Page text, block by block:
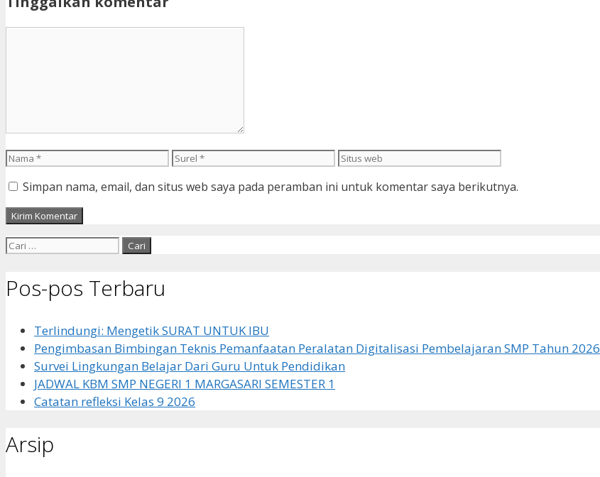
Nama Surel
Situs
Simpan nama, email, dan situs web saya pada peramban ini untuk komentar saya berikutnya.
Cari
Pos-pos Terbaru
Terlindungi: Mengetik SURAT UNTUK IBU
Pengimbasan Bimbingan Teknis Pemanfaatan Peralatan Digitalisasi Pembelajaran SMP Tahun 2026
Survei Lingkungan Belajar Dari Guru Untuk Pendidikan
JADWAL KBM SMP NEGERI 1 MARGASARI SEMESTER 1
Catatan refleksi Kelas 9 2026
Arsip